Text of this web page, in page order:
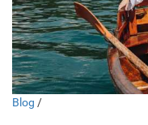
Blog /